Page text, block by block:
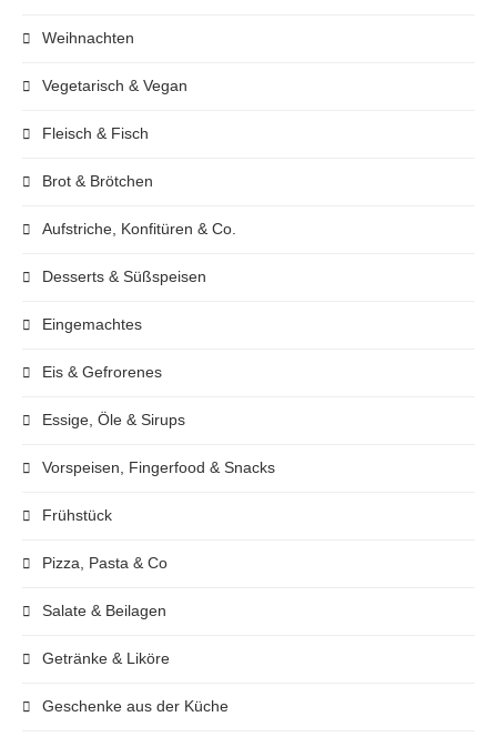
Weihnachten
Vegetarisch & Vegan
Fleisch & Fisch
Brot & Brötchen
Aufstriche, Konfitüren & Co.
Desserts & Süßspeisen
Eingemachtes
Eis & Gefrorenes
Essige, Öle & Sirups
Vorspeisen, Fingerfood & Snacks
Frühstück
Pizza, Pasta & Co
Salate & Beilagen
Getränke & Liköre
Geschenke aus der Küche